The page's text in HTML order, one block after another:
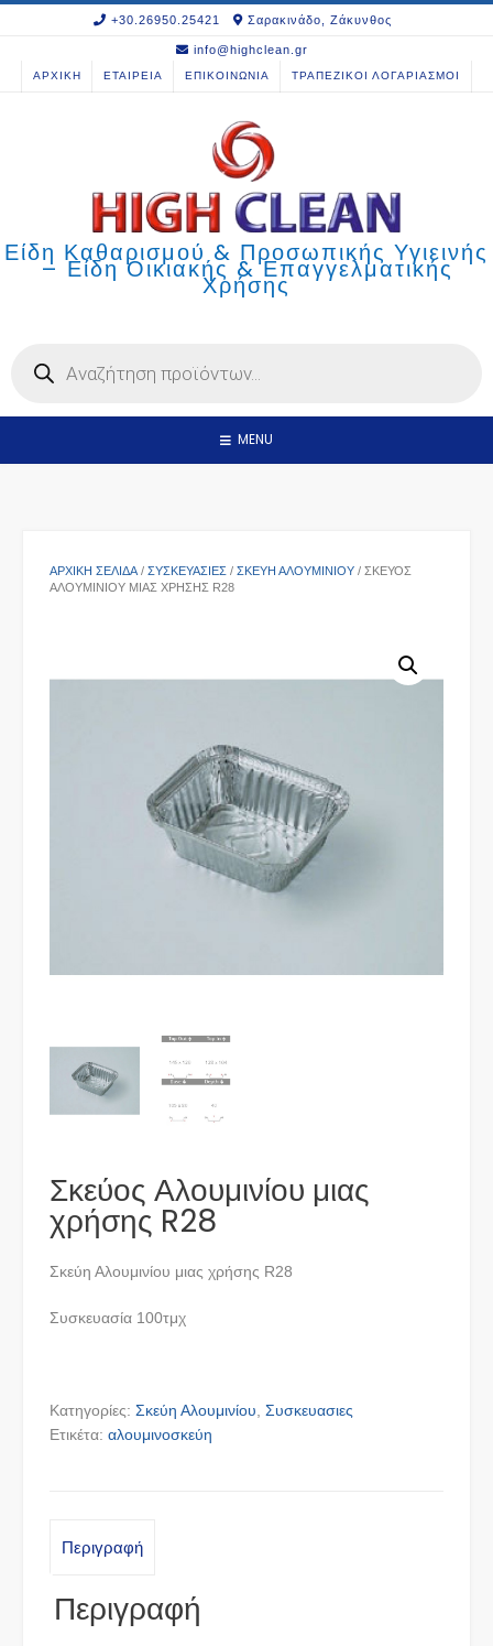
+30.26950.25421 Σαρακινάδο, Ζάκυνθος
info@highclean.gr
ΑΡΧΙΚΗ ΕΤΑΙΡΕΙΑ ΕΠΙΚΟΙΝΩΝΙΑ ΤΡΑΠΕΖΙΚΟΙ ΛΟΓΑΡΙΑΣΜΟΙ
Είδη Καθαρισμού & Προσωπικής Υγιεινής
– Είδη Οικιακής & Επαγγελματικής
Χρήσης
search
MENU
ΑΡΧΙΚΉ ΣΕΛΊΔΑ / ΣΥΣΚΕΥΑΣΙΕΣ / ΣΚΕΎΗ ΑΛΟΥΜΙΝΊΟΥ / ΣΚΕΎΟΣ
ΑΛΟΥΜΙΝΊΟΥ ΜΙΑΣ ΧΡΉΣΗΣ R28
Σκεύος Αλουμινίου μιας
χρήσης R28
Σκεύη Αλουμινίου μιας χρήσης R28
Συσκευασία 100τμχ
Κατηγορίες: Σκεύη Αλουμινίου, Συσκευασιες
Ετικέτα: αλουμινοσκεύη
Περιγραφή
Περιγραφή